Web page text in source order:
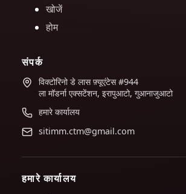
खोजें
होम
संपर्क
विक्टोरिनो डे लास फ़्यूएंटेस #944
ला मॉडर्ना एक्सटेंशन, इरापुआटो, गुआनाजुआटो
हमारे कार्यालय
sitimm.ctm@gmail.com
हमारे कार्यालय